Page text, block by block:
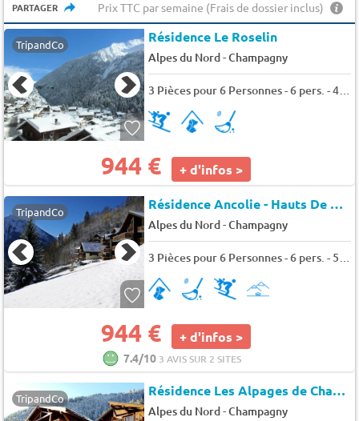
PARTAGER Prix TTC par semaine (Frais de dossier inclus)
TripandCo Résidence Le Roselin
Alpes du Nord-Champagny
3 Pièces pour 6 Personnes - 6 pers. - 40m2 - TV
944 € + d'infos >
TripandCo Résidence Ancolie - Hauts De Planchamp
Alpes du Nord-Champagny
3 Pièces pour 6 Personnes - 6 pers. - 55m2 - TV - Animaux admis
944 € + d'infos >
7.4/10 3 AVIS SUR 2 SITES
TripandCo Résidence Les Alpages de Champagny (CAM105)
Alpes du Nord-Champagny